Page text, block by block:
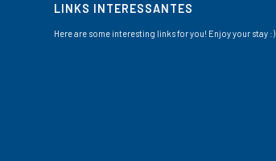
LINKS INTERESSANTES
Here are some interesting links for you! Enjoy your stay :)